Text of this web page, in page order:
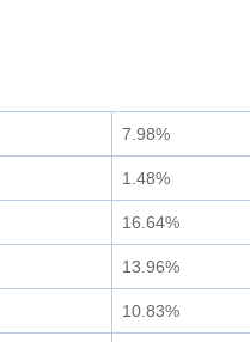
7.98%
1.48%
16.64%
13.96%
10.83%